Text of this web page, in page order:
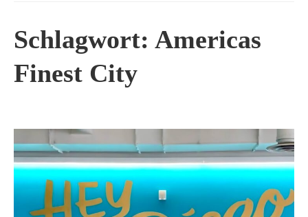
Schlagwort: Americas
Finest City